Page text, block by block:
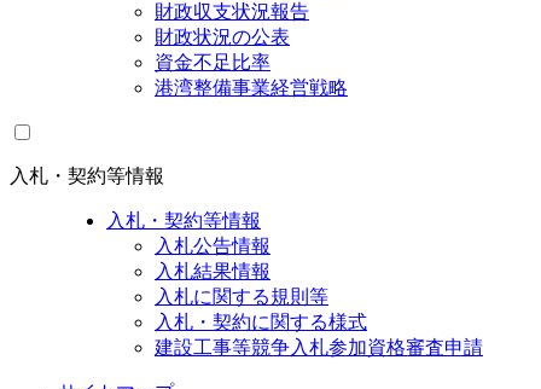
財政収支状況報告
財政状況の公表
資金不足比率
港湾整備事業経営戦略
入札・契約等情報
入札・契約等情報
入札公告情報
入札結果情報
入札に関する規則等
入札・契約に関する様式
建設工事等競争入札参加資格審査申請